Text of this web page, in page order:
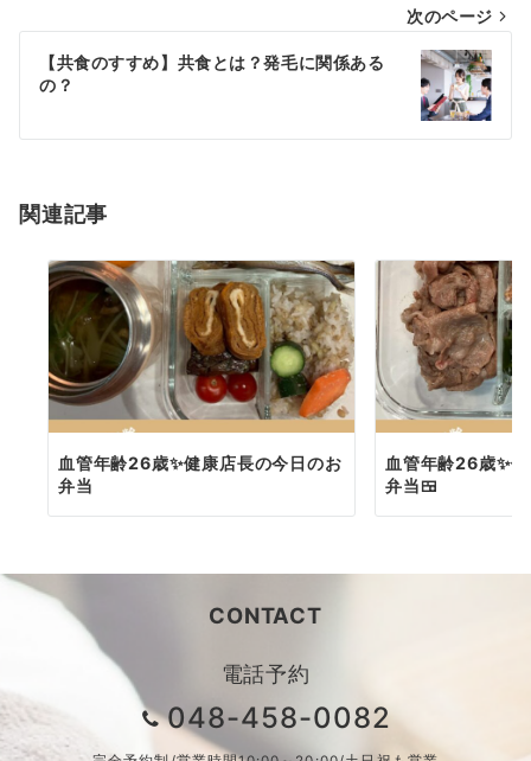
ビ
シ
ン
次のページ
【共食のすすめ】共食とは？発毛に関係ある
の？
関連記事
血管年齢26歳✨健康店長の今日のお
弁当
血管年齢26歳✨
弁当🍱
CONTACT
電話予約
048-458-0082